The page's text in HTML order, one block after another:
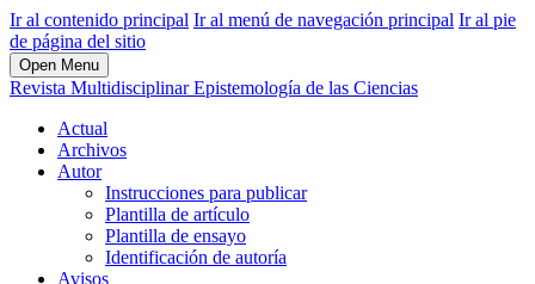
Ir al contenido principal Ir al menú de navegación principal Ir al pie
de página del sitio
Open Menu
Revista Multidisciplinar Epistemología de las Ciencias
Actual
Archivos
Autor
Instrucciones para publicar
Plantilla de artículo
Plantilla de ensayo
Identificación de autoría
Avisos